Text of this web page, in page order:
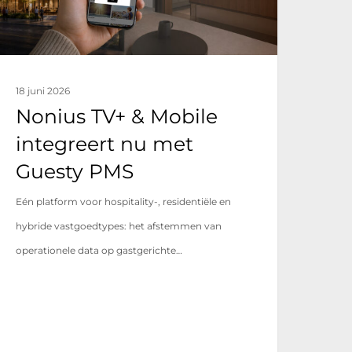
18 juni 2026
Nonius TV+ & Mobile
integreert nu met
Guesty PMS
Eén platform voor hospitality-, residentiële en
hybride vastgoedtypes: het afstemmen van
operationele data op gastgerichte…